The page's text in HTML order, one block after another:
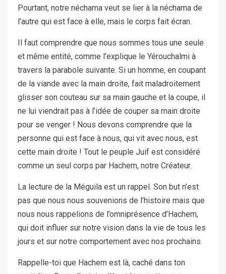
Pourtant, notre néchama veut se lier à la néchama de
l’autre qui est face à elle, mais le corps fait écran.
Il faut comprendre que nous sommes tous une seule
et même entité, comme l’explique le Yérouchalmi à
travers la parabole suivante. Si un homme, en coupant
de la viande avec la main droite, fait maladroitement
glisser son couteau sur sa main gauche et la coupe, il
ne lui viendrait pas à l’idée de couper sa main droite
pour se venger ! Nous devons comprendre que la
personne qui est face à nous, qui vit avec nous, est
cette main droite ! Tout le peuple Juif est considéré
comme un seul corps par Hachem, notre Créateur.
La lecture de la Méguila est un rappel. Son but n’est
pas que nous nous souvenions de l’histoire mais que
nous nous rappelions de l’omniprésence d’Hachem,
qui doit influer sur notre vision dans la vie de tous les
jours et sur notre comportement avec nos prochains.
Rappelle-toi que Hachem est là, caché dans ton